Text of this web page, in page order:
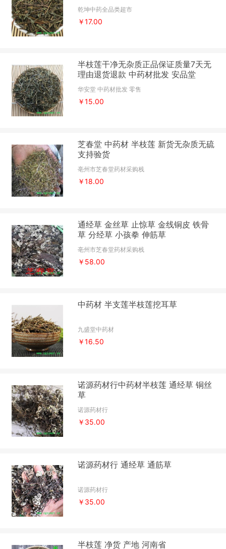
乾坤中药全品类超市
￥17.00
半枝莲干净无杂质正品保证质量7天无
理由退货退款 中药材批发 安品堂
华安堂 中药材批发 零售
￥15.00
芝春堂 中药材 半枝莲 新货无杂质无硫
支持验货
亳州市芝春堂药材采购栈
￥18.00
通经草 金丝草 止惊草 金线铜皮 铁骨
草 分经草 小孩拳 伸筋草
亳州市芝春堂药材采购栈
￥58.00
中药材 半支莲半枝莲挖耳草
九盛堂中药材
￥16.50
诺源药材行中药材半枝莲 通经草 铜丝
草
诺源药材行
￥35.00
诺源药材行 通经草 通筋草
诺源药材行
￥35.00
半枝莲 净货 产地 河南省